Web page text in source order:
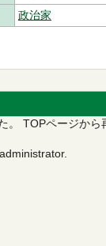
政治家
。 TOPページから